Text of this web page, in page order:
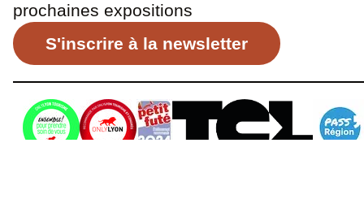
prochaines expositions
S'inscrire à la newsletter